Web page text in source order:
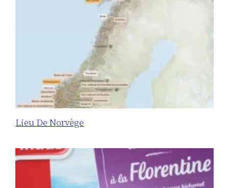
Lieu De Norvège